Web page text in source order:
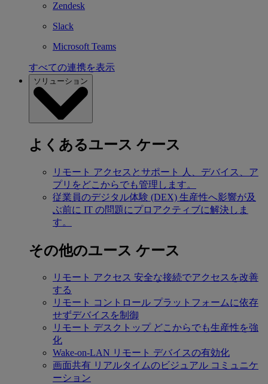
Zendesk
Slack
Microsoft Teams
すべての連携を表示
ソリューション
よくあるユース ケース
リモート アクセスとサポート
人、デバイス、ア
プリをどこからでも管理します。
従業員のデジタル体験 (DEX) 生産性へ影響が及
ぶ前に IT の問題にプロアクティブに解決しま
す。
その他のユース ケース
リモート アクセス 安全な接続でアクセスを改善
する
リモート コントロール プラットフォームに依存
せずデバイスを制御
リモート デスクトップ どこからでも生産性を強
化
Wake-on-LAN リモート デバイスの有効化
画面共有 リアルタイムのビジュアル コミュニケ
ーション